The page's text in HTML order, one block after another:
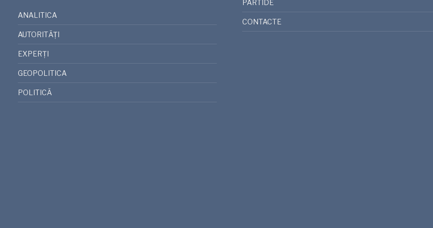
ANALITICA
AUTORITĂȚI
EXPERȚI
GEOPOLITICA
POLITICĂ
PARTIDE
CONTACTE